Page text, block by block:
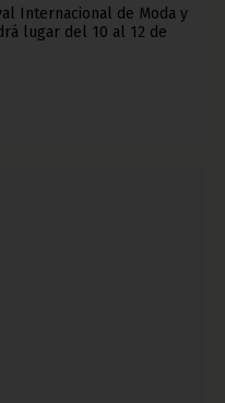
Internacional de Moda y
lugar del 10 al 12 de